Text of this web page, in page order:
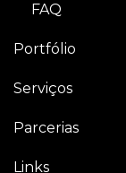
FAQ
Portfólio
Serviços
Parcerias
Links